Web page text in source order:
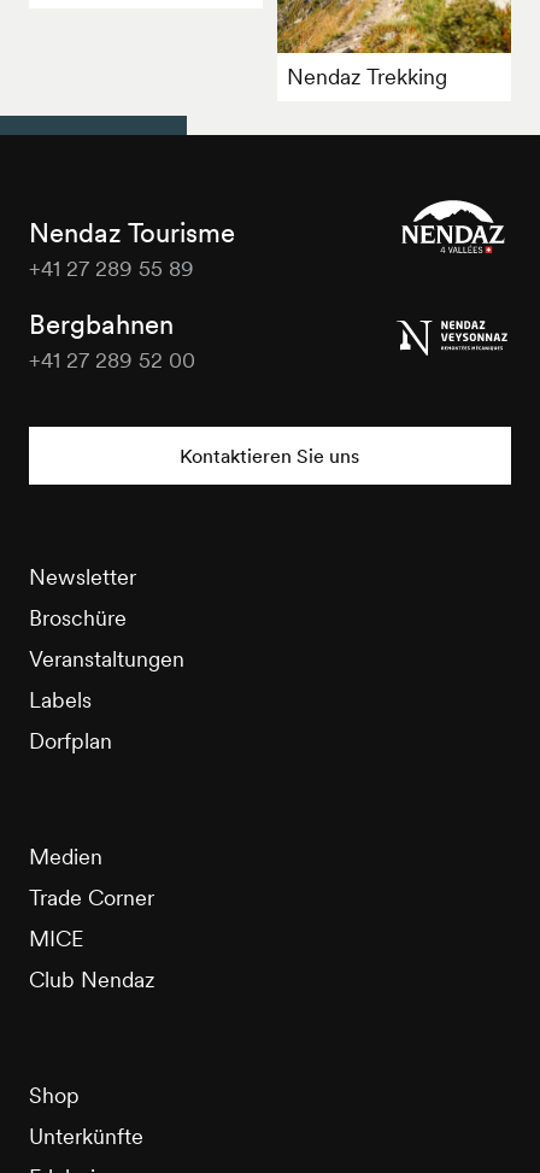
Nendaz Trekking
Nendaz Tourisme
+41 27 289 55 89
Bergbahnen
+41 27 289 52 00
Kontaktieren Sie uns
Newsletter
Broschüre
Veranstaltungen
Labels
Dorfplan
Medien
Trade Corner
MICE
Club Nendaz
Shop
Unterkünfte